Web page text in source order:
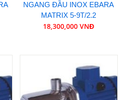
NGANG ĐẦU INOX EBARA
MATRIX 5-9T/2.2
18,300,000 VNĐ